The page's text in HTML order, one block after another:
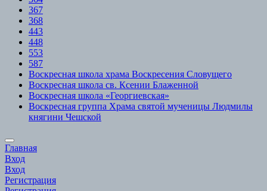
367
368
443
448
553
587
Воскресная школа храма Воскресения Словущего
Воскресная школа св. Ксении Блаженной
Воскресная школа «Георгиевская»
Воскресная группа Храма святой мученицы Людмилы
княгини Чешской
Scroll
to
Top
Главная
Вход
Вход
Регистрация